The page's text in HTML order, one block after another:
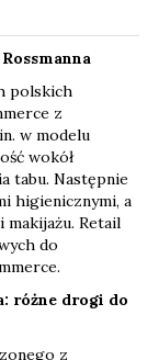
polskich
z
w modelu
wokół
tabu. Następnie
higienicznymi, a
Retail
do
różne drogi do
z